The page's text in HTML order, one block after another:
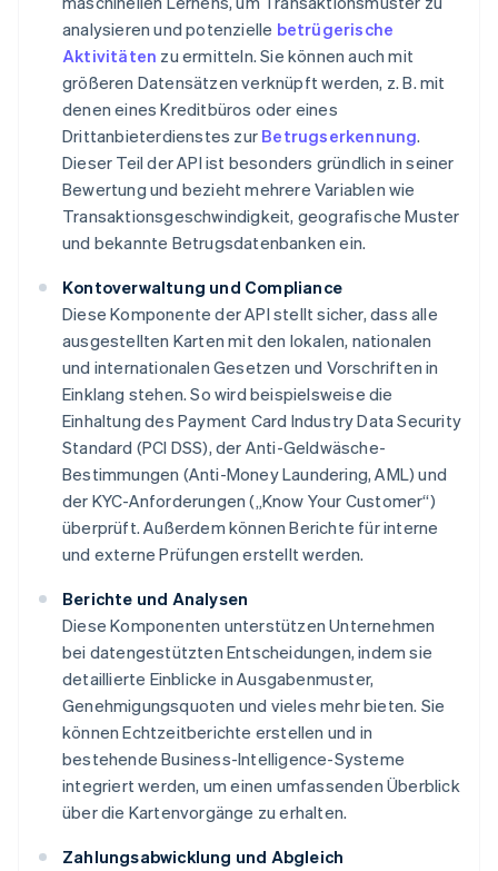
analysieren und potenzielle betrügerische
Aktivitäten zu ermitteln. Sie können auch mit
größeren Datensätzen verknüpft werden, z. B. mit
denen eines Kreditbüros oder eines
Drittanbieterdienstes zur Betrugserkennung.
Dieser Teil der API ist besonders gründlich in seiner
Bewertung und bezieht mehrere Variablen wie
Transaktionsgeschwindigkeit, geografische Muster
und bekannte Betrugsdatenbanken ein.
Kontoverwaltung und Compliance
Diese Komponente der API stellt sicher, dass alle
ausgestellten Karten mit den lokalen, nationalen
und internationalen Gesetzen und Vorschriften in
Einklang stehen. So wird beispielsweise die
Einhaltung des Payment Card Industry Data Security
Standard (PCI DSS), der Anti-Geldwäsche-
Bestimmungen (Anti-Money Laundering, AML) und
der KYC-Anforderungen („Know Your Customer“)
überprüft. Außerdem können Berichte für interne
und externe Prüfungen erstellt werden.
Berichte und Analysen
Diese Komponenten unterstützen Unternehmen
bei datengestützten Entscheidungen, indem sie
detaillierte Einblicke in Ausgabenmuster,
Genehmigungsquoten und vieles mehr bieten. Sie
können Echtzeitberichte erstellen und in
bestehende Business-Intelligence-Systeme
integriert werden, um einen umfassenden Überblick
über die Kartenvorgänge zu erhalten.
Zahlungsabwicklung und Abgleich